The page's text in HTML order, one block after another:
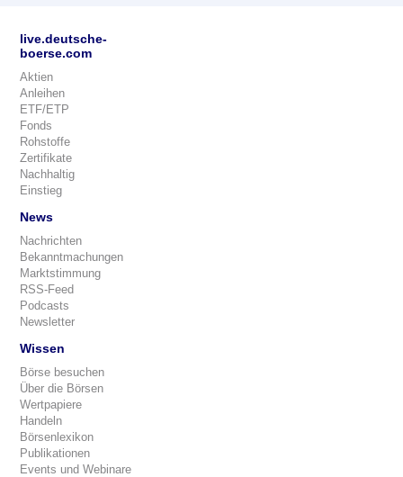
live.deutsche-
boerse.com
Aktien
Anleihen
ETF/ETP
Fonds
Rohstoffe
Zertifikate
Nachhaltig
Einstieg
News
Nachrichten
Bekanntmachungen
Marktstimmung
RSS-Feed
Podcasts
Newsletter
Wissen
Börse besuchen
Über die Börsen
Wertpapiere
Handeln
Börsenlexikon
Publikationen
Events und Webinare